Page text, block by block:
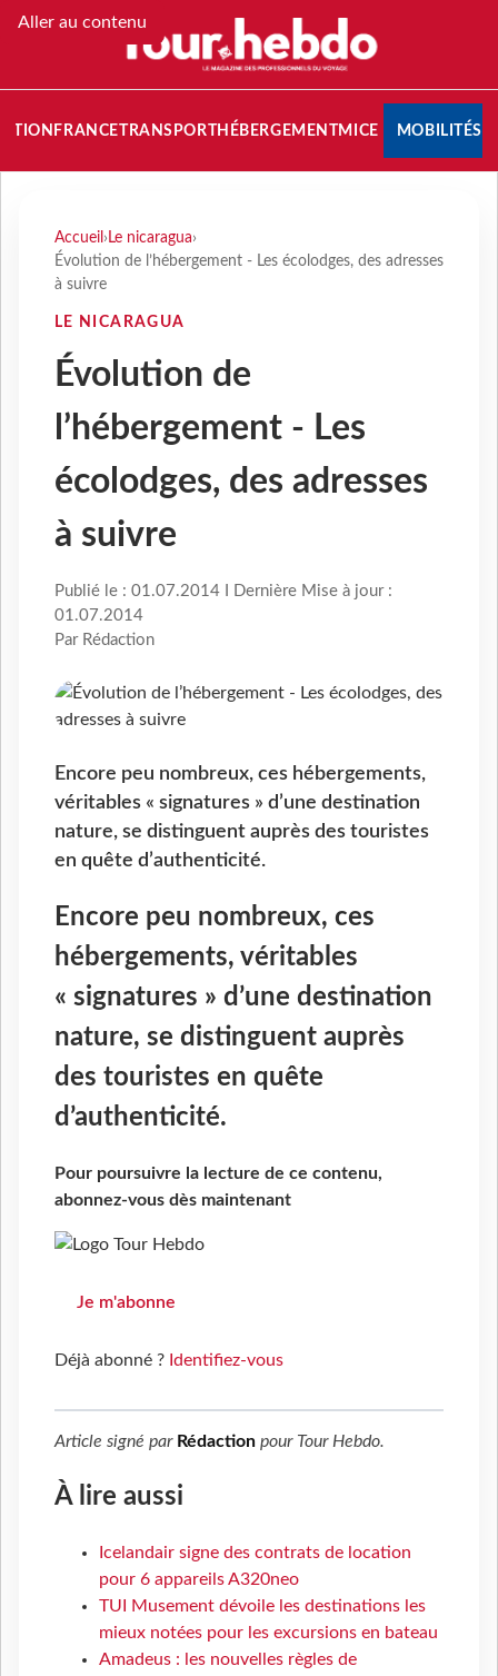
Aller au contenu
FRANCETRANSPORT HÉBERGEMENTMICE MOBILITÉS
Accueil › Le nicaragua›
Évolution de l’hébergement - Les écolodges, des adresses
à suivre
LE NICARAGUA
Évolution de
l’hébergement - Les
écolodges, des adresses
à suivre
Publié le : 01.07.2014 I Dernière Mise à jour :
01.07.2014
Par Rédaction
Encore peu nombreux, ces hébergements,
véritables « signatures » d’une destination
nature, se distinguent auprès des touristes
en quête d’authenticité.
Encore peu nombreux, ces
hébergements, véritables
« signatures » d’une destination
nature, se distinguent auprès
des touristes en quête
d’authenticité.
Pour poursuivre la lecture de ce contenu,
abonnez-vous dès maintenant
Je m'abonne
Déjà abonné ? Identifiez-vous
Article signé par Rédaction pour Tour Hebdo.
À lire aussi
Icelandair signe des contrats de location
pour 6 appareils A320neo
TUI Musement dévoile les destinations les
mieux notées pour les excursions en bateau
Amadeus : les nouvelles règles de